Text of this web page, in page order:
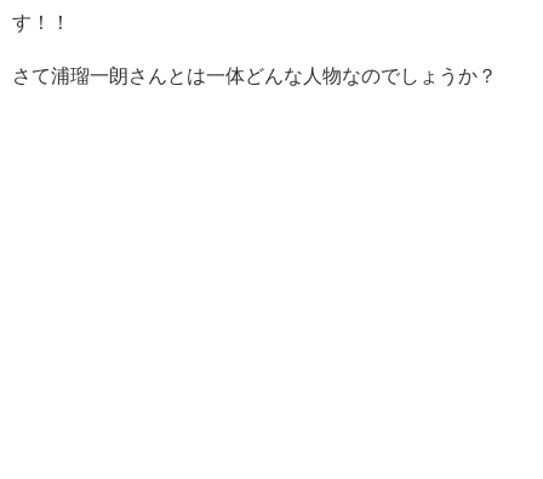
す！！
さて浦瑠一朗さんとは一体どんな人物なのでしょうか？